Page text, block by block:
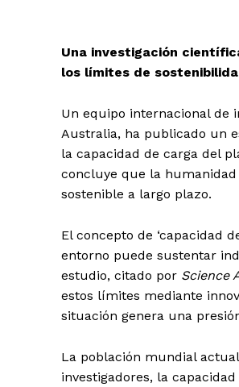
Una investigación
los límites de
Un equipo internacional de
Australia, ha publicado un
la capacidad de carga del
concluye que la
sostenible a largo plazo.
El concepto de ‘capacidad
entorno puede sustentar
estudio, citado por Science
estos límites mediante
situación genera una
La población mundial
investigadores, la